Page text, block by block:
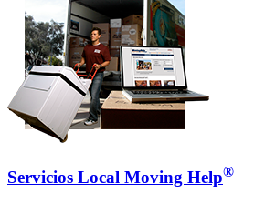
Servicios Local Moving Help®